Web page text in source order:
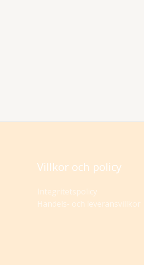
Villkor och policy
Integritetspolicy
Handels- och leveransvillkor